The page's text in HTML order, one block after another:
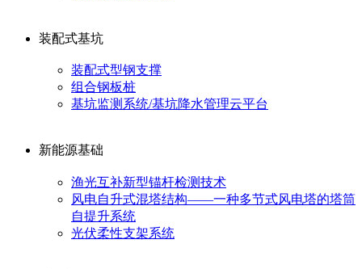
装配式基坑
装配式型钢支撑
组合钢板桩
基坑监测系统/基坑降水管理云平台
新能源基础
渔光互补新型锚杆检测技术
风电自升式混塔结构——一种多节式风电塔的塔筒
自提升系统
光伏柔性支架系统